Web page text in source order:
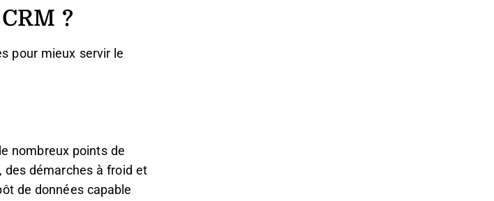
?
pour mieux servir le
nombreux points de
des démarches à froid et
de données capable